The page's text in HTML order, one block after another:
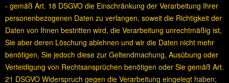
- gemäß Art. 18 DSGVO die Einschränkung der Verarbeitung Ihrer
personenbezogenen Daten zu verlangen, soweit die Richtigkeit der
Daten von Ihnen bestritten wird, die Verarbeitung unrechtmäßig ist,
Sie aber deren Löschung ablehnen und wir die Daten nicht mehr
benötigen, Sie jedoch diese zur Geltendmachung, Ausübung oder
Verteidigung von Rechtsansprüchen benötigen oder Sie gemäß Art.
21 DSGVO Widerspruch gegen die Verarbeitung eingelegt haben;